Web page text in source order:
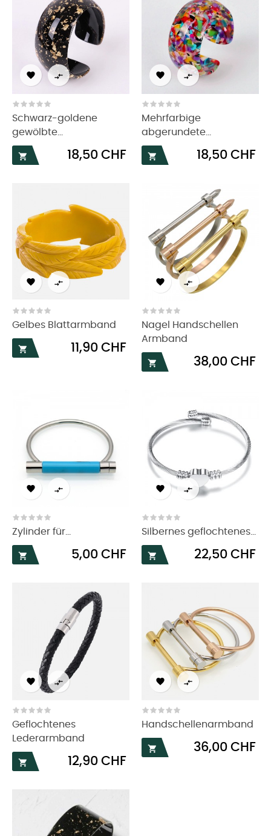
 
Schwarz-goldene
gewölbte...

Preis
18,50 CHF
 
Mehrfarbige
abgerundete...

Preis
18,50 CHF
 
Gelbes Blattarmband

Preis
11,90 CHF
 
Nagel Handschellen
Armband

Preis
38,00 CHF
 
Zylinder für...

Preis
5,00 CHF
 
Silbernes geflochtenes...

Preis
22,50 CHF
 
Geflochtenes
Lederarmband

Preis
12,90 CHF
 
Handschellenarmband

Preis
36,00 CHF